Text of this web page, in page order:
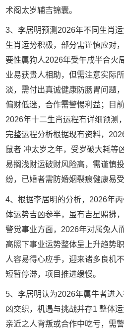
术阁太岁辅吉锦囊。
3、李居明预测2026年不同生肖
生肖运势积极，部分需谨慎应对
要性属狗人2026年受午戌半合火
业易获贵人相助，但需注意实际
淡，需付出真诚健康防肠胃问题
偏财低迷，合作需警惕利益；目
2026年十二生肖运程有详细预测
完整运程分析根据现有资料，
鼠者 冲太岁之年，受岁破大耗等
易搁浅财运破财风险高，需谨慎
纷，已婚者需防婚姻裂痕健康易
4、根据李居明的分析，2026年
体运势吉凶参半，虽有吉星照拂
警觉事业方面，2026年对属兔人
高照下事业运势整体呈上升趋势
人容易得心应手，迎来诸多良机
短暂停滞，项目推进缓慢。
5、李居明认为2026年属牛者进
凶交织，机遇与挑战并存1 整体
亲近之人背叛或合作中吃亏，需